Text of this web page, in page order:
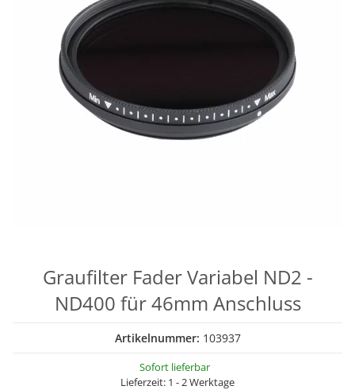
Graufilter Fader Variabel ND2 -
ND400 für 46mm Anschluss
Artikelnummer: 103937
Sofort lieferbar
Lieferzeit: 1 - 2 Werktage